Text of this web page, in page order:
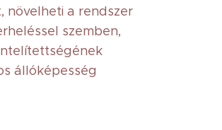
a rendszer
szemben,
állóképesség